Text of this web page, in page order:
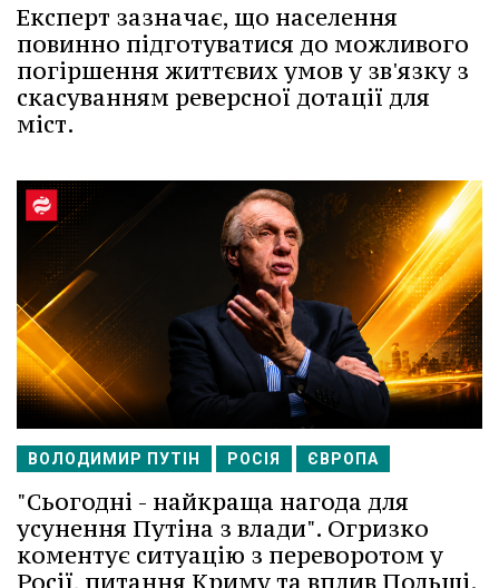
Експерт зазначає, що населення
повинно підготуватися до можливого
погіршення життєвих умов у зв'язку з
скасуванням реверсної дотації для
міст.
ВОЛОДИМИР ПУТІН РОСІЯ ЄВРОПА
"Сьогодні - найкраща нагода для
усунення Путіна з влади". Огризко
коментує ситуацію з переворотом у
Росії, питання Криму та вплив Польщі.